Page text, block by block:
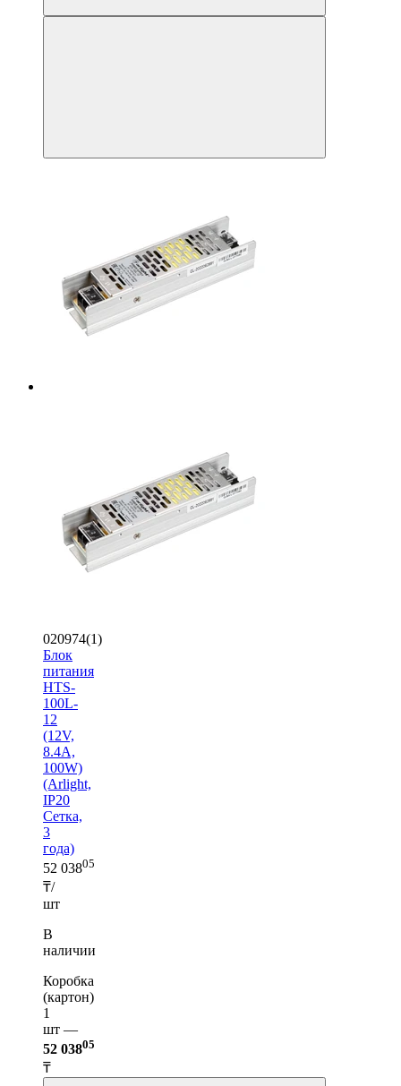
020974(1)
Блок
питания
HTS-
100L-
12
(12V,
8.4A,
100W)
(Arlight,
IP20
Сетка,
3
года)
52 03805
₸/
шт
В
наличии
Коробка
(картон)
1
шт —
52 03805
₸